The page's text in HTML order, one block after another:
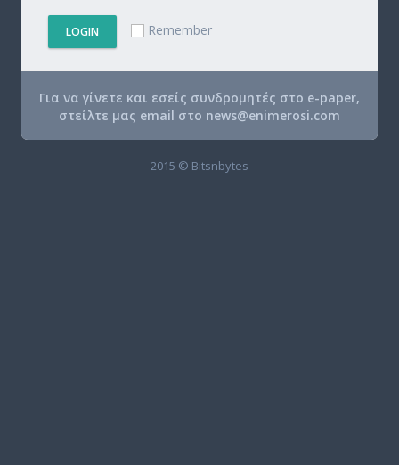
LOGIN Remember
Για να γίνετε και εσείς συνδρομητές στο e-paper,
στείλτε μας email στο news@enimerosi.com
2015 © Bitsnbytes